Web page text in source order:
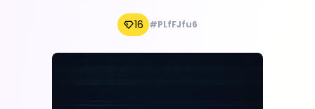
16 #PLfFJfu6